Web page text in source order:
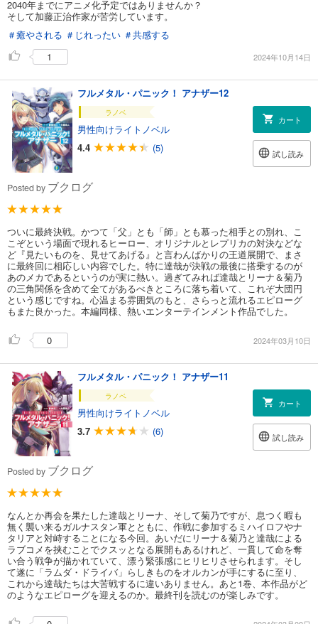
2040年までにアニメ化予定ではありませんか？
そして加藤正治作家が苦労しています。
＃癒やされる ＃じれったい ＃共感する
1
2024年10月14日
フルメタル・パニック！ アナザー12
ラノベ
男性向けライトノベル
4.4
(5)
カート
試し読み
Posted by ブクログ
ついに最終決戦。かつて「父」とも「師」とも慕った相手との別れ、こ
こぞという場面で現れるヒーロー、オリジナルとレプリカの対決などな
ど『見たいものを、見せてあげる』と言わんばかりの王道展開で、まさ
に最終回に相応しい内容でした。特に達哉が決戦の最後に搭乗するのが
あのメカであるというのが実に熱い。過ぎてみれば達哉とリーナ＆菊乃
の三角関係を含めて全てがあるべきところに落ち着いて、これぞ大団円
という感じですね。心温まる雰囲気のもと、さらっと流れるエピローグ
もまた良かった。本編同様、熱いエンターテインメント作品でした。
0 2024年03月10日
フルメタル・パニック！ アナザー11
ラノベ
男性向けライトノベル
3.7
(6)
カート
試し読み
Posted by ブクログ
なんとか再会を果たした達哉とリーナ、そして菊乃ですが、息つく暇も
無く襲い来るガルナスタン軍とともに、作戦に参加するミハイロフやナ
タリアと対峙することになる今回。あいだにリーナ＆菊乃と達哉による
ラブコメを挟むことでクスッとなる展開もあるけれど、一貫して命を奪
い合う戦争が描かれていて、漂う緊張感にヒリヒリさせられます。そし
て遂に「ラムダ・ドライバ」らしきものをオルカンが手にするに至り、
これから達哉たちは大苦戦するに違いありません。あと1巻、本作品がど
のようなエピローグを迎えるのか。最終刊を読むのが楽しみです。